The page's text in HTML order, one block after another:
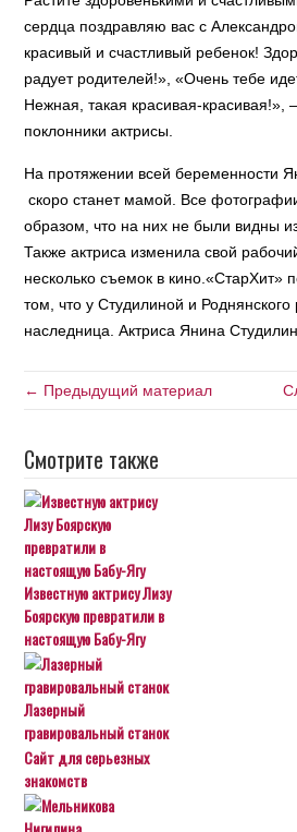
сердца поздравляю вас с
красивый и счастливый ребенок!
радует родителей!», «Очень тебе
Нежная, такая красивая-красивая!»,
поклонники актрисы.
На протяжении всей беременности
скоро станет мамой. Все
образом, что на них не были видны
Также актриса изменила свой
несколько съемок в кино.«СтарХит»
том, что у Студилиной и Роднянского
наследница. Актриса Янина
← Предыдущий материал
Смотрите также
Известную актрису Лизу
Боярскую превратили в
настоящую Бабу-Ягу
Лазерный
гравировальный станок
Сайт для серьезных
знакомств